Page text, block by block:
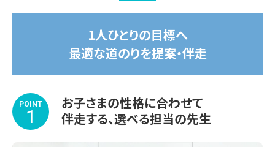
苦手な1教科から受講OK！
涼しくて集中できる学習環境を整えてお待ちしております。
※期間途中からのスタートも可能です。
※講習会のみお申し込みいただいた場合、通常のサービス
内容と一部異なります。詳しくはお問い合わせください。
1人ひとりの目標へ
最適な道のりを提案・伴走
POINT
1
お子さまの性格に合わせて
伴走する、選べる担当の先生